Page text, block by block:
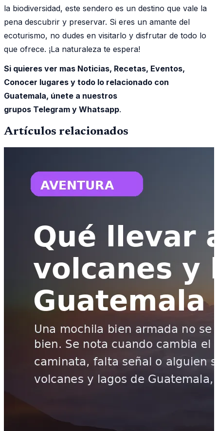
la biodiversidad, este sendero es un destino que vale la
pena descubrir y preservar. Si eres un amante del
ecoturismo, no dudes en visitarlo y disfrutar de todo lo
que ofrece. ¡La naturaleza te espera!
Si quieres ver mas Noticias, Recetas, Eventos,
Conocer lugares y todo lo relacionado con
Guatemala, únete a nuestros
grupos Telegram y Whatsapp.
Artículos relacionados